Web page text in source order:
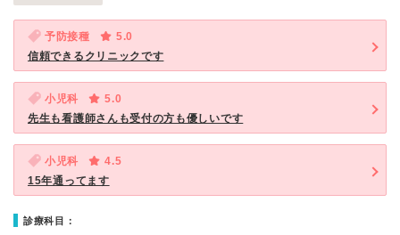
予防接種
5.0
信頼できるクリニックです
小児科
5.0
先生も看護師さんも受付の方も優しいです
小児科
4.5
15年通ってます
診療科目：